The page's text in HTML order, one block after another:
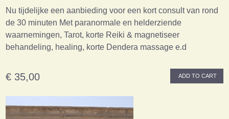
Nu tijdelijke een aanbieding voor een kort consult van rond
de 30 minuten Met paranormale en helderziende
waarnemingen, Tarot, korte Reiki & magnetiseer
behandeling, healing, korte Dendera massage e.d
€ 35,00 ADD TO CART